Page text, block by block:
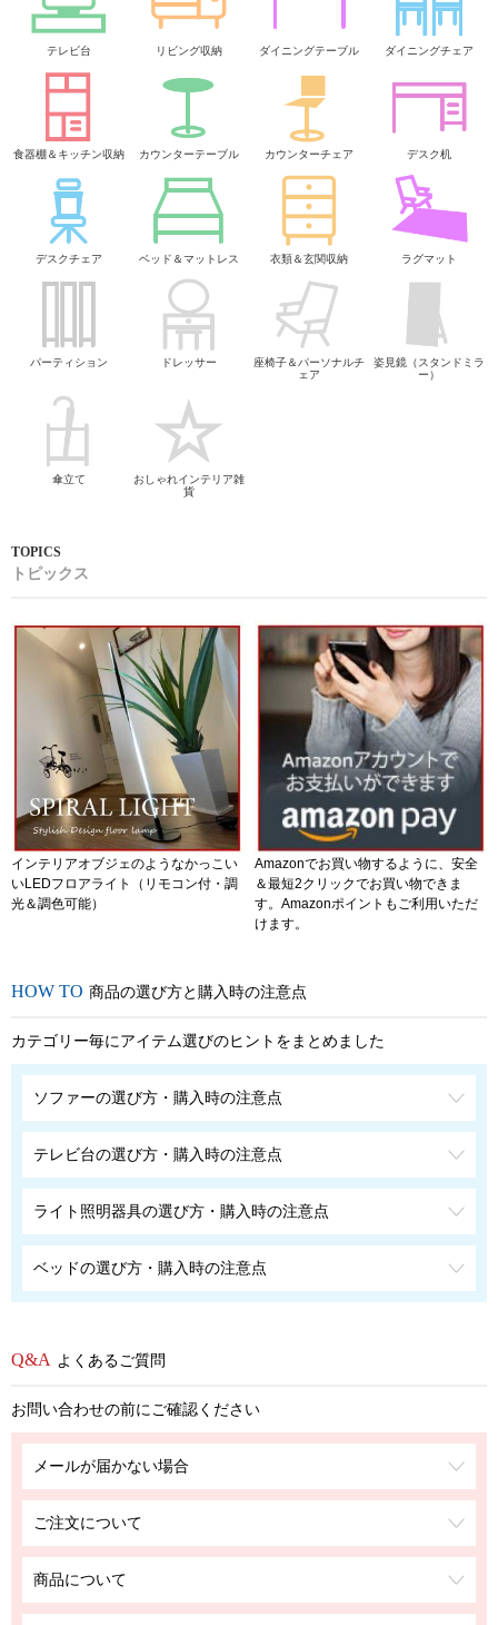
テレビ台 リビング収納 ダイニングテーブル ダイニングチェア
食器棚＆キッチン収納 カウンターテーブル カウンターチェア デスク机
デスクチェア ベッド＆マットレス 衣類＆玄関収納 ラグマット
パーティション ドレッサー
座椅子＆パーソナルチ
ェア
姿見鏡（スタンドミラ
ー）
傘立て
おしゃれインテリア雑
貨
トピックス
インテリアオブジェのようなかっこい
いLEDフロアライト（リモコン付・調
光＆調色可能）
Amazonでお買い物するように、安全
＆最短2クリックでお買い物できま
す。Amazonポイントもご利用いただ
けます。
商品の選び方と購入時の注意点
カテゴリー毎にアイテム選びのヒントをまとめました
ソファーの選び方・購入時の注意点
テレビ台の選び方・購入時の注意点
ライト照明器具の選び方・購入時の注意点
ベッドの選び方・購入時の注意点
よくあるご質問
お問い合わせの前にご確認ください
メールが届かない場合
ご注文について
商品について